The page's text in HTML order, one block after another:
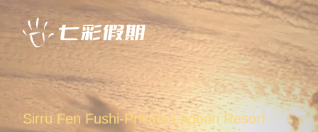
Sirru Fen Fushi-Private Lagoon Resort